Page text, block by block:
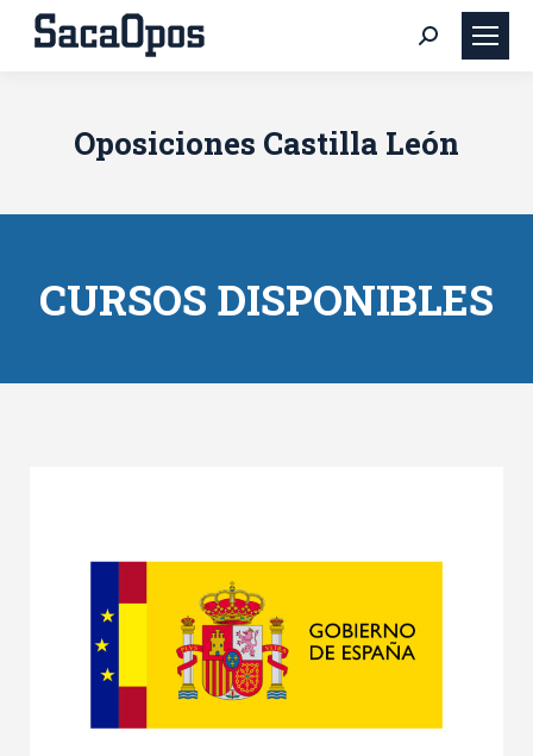
Buscar:
Oposiciones Castilla León
CURSOS DISPONIBLES